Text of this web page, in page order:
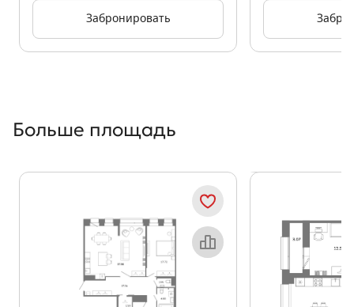
Забронировать
Больше площадь
Объект месяца